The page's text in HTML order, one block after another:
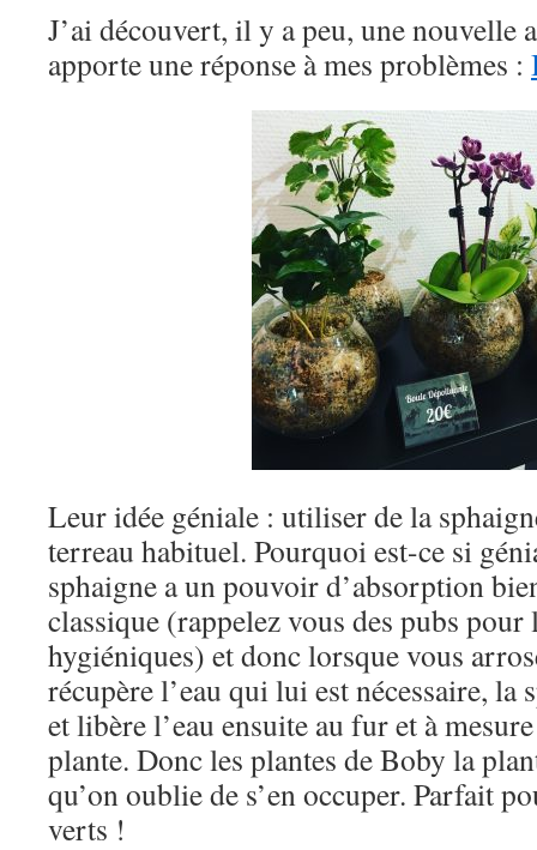
J’ai découvert, il y a peu, une nouvelle
apporte une réponse à mes problèmes :
Leur idée géniale : utiliser de la
terreau habituel. Pourquoi est-ce si
sphaigne a un pouvoir d’absorption
classique (rappelez vous des pubs
hygiéniques) et donc lorsque vous
récupère l’eau qui lui est nécessaire, la
et libère l’eau ensuite au fur et à
plante. Donc les plantes de Boby la
qu’on oublie de s’en occuper. Parfait
verts !